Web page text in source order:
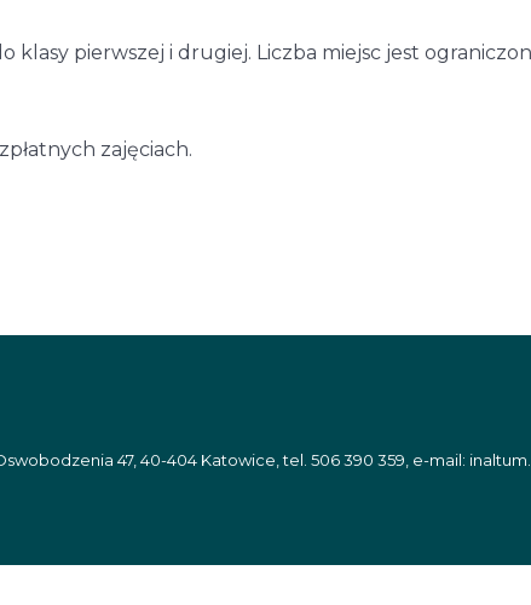
pierwszej i drugiej. Liczba miejsc jest
zajęciach.
47, 40-404 Katowice, tel. 506 390 359, e-mail: